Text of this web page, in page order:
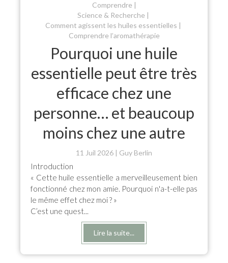
Comprendre
Science & Recherche
Comment agissent les huiles essentielles
Comprendre l’aromathérapie
Pourquoi une huile
essentielle peut être très
efficace chez une
personne… et beaucoup
moins chez une autre
11 Juil 2026 Guy Berlin
Introduction
« Cette huile essentielle a merveilleusement bien
fonctionné chez mon amie. Pourquoi n'a-t-elle pas
le même effet chez moi ? »
C’est une quest...
Lire la suite...